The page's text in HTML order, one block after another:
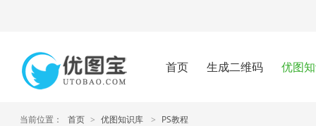
首页 生成二维码 优图
当前位置： 首页 > 优图知识库 > PS教程